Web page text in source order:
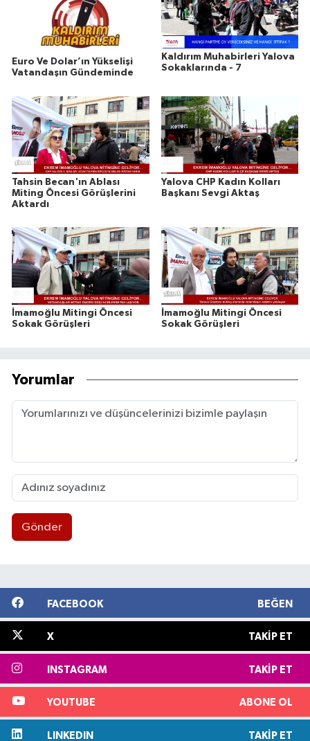
Euro Ve Dolar’ın Yükselişi
Vatandaşın Gündeminde
Kaldırım Muhabirleri Yalova
Sokaklarında - 7
Tahsin Becan'ın Ablası
Miting Öncesi Görüşlerini
Aktardı
Yalova CHP Kadın Kolları
Başkanı Sevgi Aktaş
İmamoğlu Mitingi Öncesi
Sokak Görüşleri
İmamoğlu Mitingi Öncesi
Sokak Görüşleri
Yorumlar
Gönder
FACEBOOK BEĞEN
X TAKIP ET
INSTAGRAM TAKIP ET
YOUTUBE ABONE OL
LINKEDIN TAKIP ET